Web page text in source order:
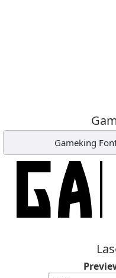
Gameking